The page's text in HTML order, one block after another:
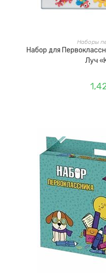
Наборы
Набор для
Луч